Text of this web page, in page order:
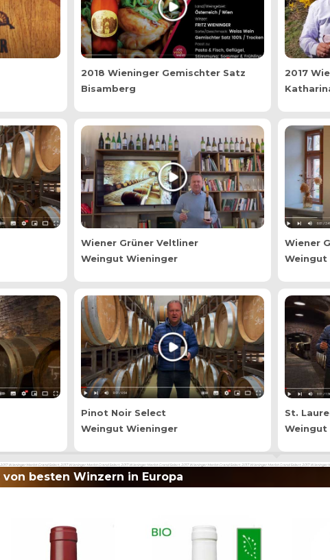
2018 Wieninger Gemischter Satz
Bisamberg
2017
Wiener Grüner Veltliner
Weingut Wieninger
Wiener
Weingut
Pinot Noir Select
Weingut Wieninger
St.
Weingut
Wieninger Merlot Grand Select, 2017 Wieninger Merlot Grand Select, 2017 Wieninger Merlot Grand Select, 2017 Wieninger Merlot Grand Select, 2017 Wieninger Merlot Grand Select, 2017
besten Winzern in Europa